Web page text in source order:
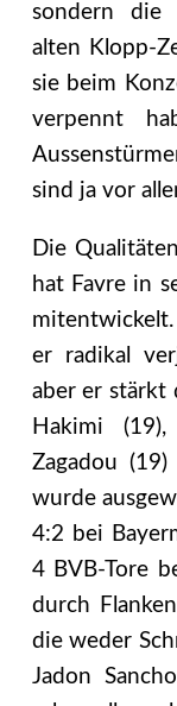
sondern die
alten Klopp-
sie beim
verpennt
sind ja vor
Die
hat Favre in
er radikal
aber er stärkt
Hakimi
Zagadou
wurde
4:2 bei
4 BVB-Tore
durch
die weder
Jadon